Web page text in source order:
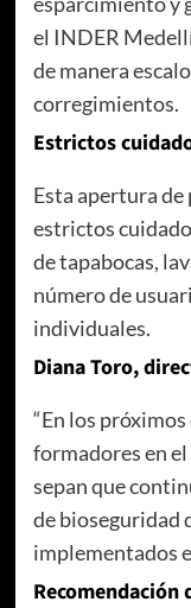
el INDER
de manera
corregimientos.
Estrictos
Esta apertura de
estrictos
de tapabocas,
número de
individuales.
Diana Toro,
“En los
formadores en
sepan que
de bioseguridad
implementados
Recomendación